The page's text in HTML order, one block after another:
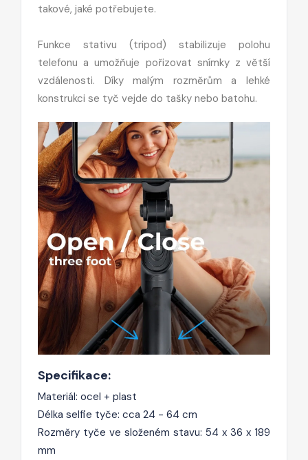
takové, jaké potřebujete.
Funkce stativu (tripod) stabilizuje polohu
telefonu a umožňuje pořizovat snímky z větší
vzdálenosti. Díky malým rozměrům a lehké
konstrukci se tyč vejde do tašky nebo batohu.
Specifikace:
Materiál: ocel + plast
Délka selfie tyče: cca 24 - 64 cm
Rozměry tyče ve složeném stavu: 54 x 36 x 189
mm